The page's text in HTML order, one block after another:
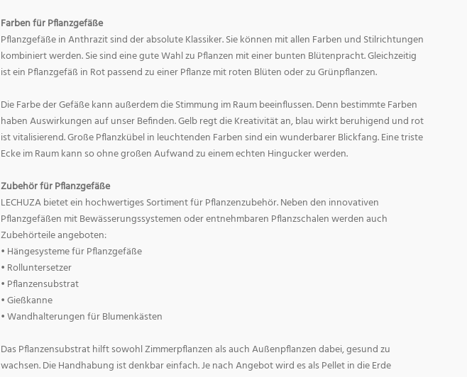
Farben für Pflanzgefäße
Pflanzgefäße in Anthrazit sind der absolute Klassiker. Sie können mit allen Farben und Stilrichtungen
kombiniert werden. Sie sind eine gute Wahl zu Pflanzen mit einer bunten Blütenpracht. Gleichzeitig
ist ein Pflanzgefäß in Rot passend zu einer Pflanze mit roten Blüten oder zu Grünpflanzen.
Die Farbe der Gefäße kann außerdem die Stimmung im Raum beeinflussen. Denn bestimmte Farben
haben Auswirkungen auf unser Befinden. Gelb regt die Kreativität an, blau wirkt beruhigend und rot
ist vitalisierend. Große Pflanzkübel in leuchtenden Farben sind ein wunderbarer Blickfang. Eine triste
Ecke im Raum kann so ohne großen Aufwand zu einem echten Hingucker werden.
Zubehör für Pflanzgefäße
LECHUZA bietet ein hochwertiges Sortiment für Pflanzenzubehör. Neben den innovativen
Pflanzgefäßen mit Bewässerungssystemen oder entnehmbaren Pflanzschalen werden auch
Zubehörteile angeboten:
• Hängesysteme für Pflanzgefäße
• Rolluntersetzer
• Pflanzensubstrat
• Gießkanne
• Wandhalterungen für Blumenkästen
Das Pflanzensubstrat hilft sowohl Zimmerpflanzen als auch Außenpflanzen dabei, gesund zu
wachsen. Die Handhabung ist denkbar einfach. Je nach Angebot wird es als Pellet in die Erde